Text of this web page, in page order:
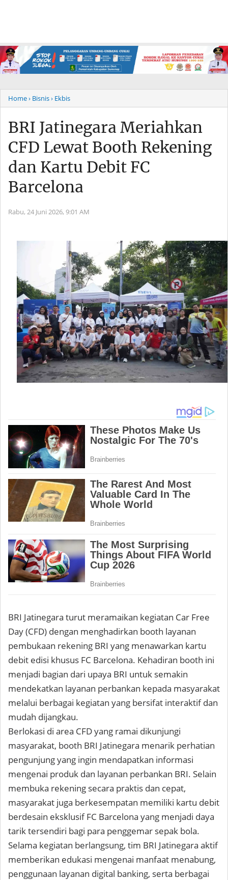
Home› Bisnis› Ekbis
BRI Jatinegara Meriahkan
CFD Lewat Booth Rekening
dan Kartu Debit FC
Barcelona
Rabu, 24 Juni 2026, 9:01 AM
BRI Jatinegara turut meramaikan kegiatan Car Free
Day (CFD) dengan menghadirkan booth layanan
pembukaan rekening BRI yang menawarkan kartu
debit edisi khusus FC Barcelona. Kehadiran booth ini
menjadi bagian dari upaya BRI untuk semakin
mendekatkan layanan perbankan kepada masyarakat
melalui berbagai kegiatan yang bersifat interaktif dan
mudah dijangkau.
Berlokasi di area CFD yang ramai dikunjungi
masyarakat, booth BRI Jatinegara menarik perhatian
pengunjung yang ingin mendapatkan informasi
mengenai produk dan layanan perbankan BRI. Selain
membuka rekening secara praktis dan cepat,
masyarakat juga berkesempatan memiliki kartu debit
berdesain eksklusif FC Barcelona yang menjadi daya
tarik tersendiri bagi para penggemar sepak bola.
Selama kegiatan berlangsung, tim BRI Jatinegara aktif
memberikan edukasi mengenai manfaat menabung,
penggunaan layanan digital banking, serta berbagai